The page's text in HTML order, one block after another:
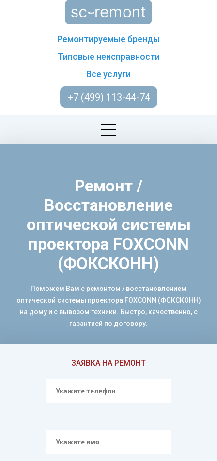
Ремонтируемые бренды
Типовые неисправности
Все услуги
+7 (499) 113-44-74
ЗАЯВКА НА РЕМОНТ
Ремонт /
Восстановление
оптической системы
проектора FOXCONN
(ФОКСКОНН)
Поможем Вам с ремонтом / восстановлением
оптической системы проектора FOXCONN (ФОКСКОНН)
на дому и с вывозом техники. Быстро, качественно, с
гарантией по договору.